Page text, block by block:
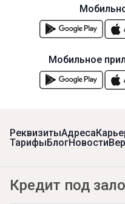
РеквизитыАдреса
ТарифыБлогНовости
Кредит под
Мобильное